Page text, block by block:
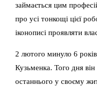
займається цим
про усі тонкощі цієї
іконописі проявляти
2 лютого минуло 6 років
Кузьменка. Того дня
останнього у своєму